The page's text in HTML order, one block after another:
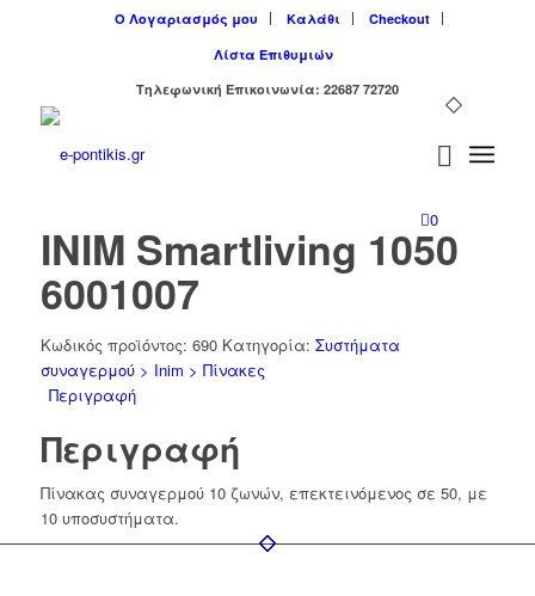
Ο Λογαριασμός μου Καλάθι
Checkout
Λίστα Επιθυμιών
Tηλεφωνική Επικοινωνία: 22687 72720
0
INIM Smartliving 1050
6001007
Κωδικός προϊόντος: 690 Κατηγορία: Συστήματα
συναγερμού > Inim > Πίνακες
Περιγραφή
Περιγραφή
Πίνακας συναγερμού 10 ζωνών, επεκτεινόμενος σε 50, με
10 υποσυστήματα.